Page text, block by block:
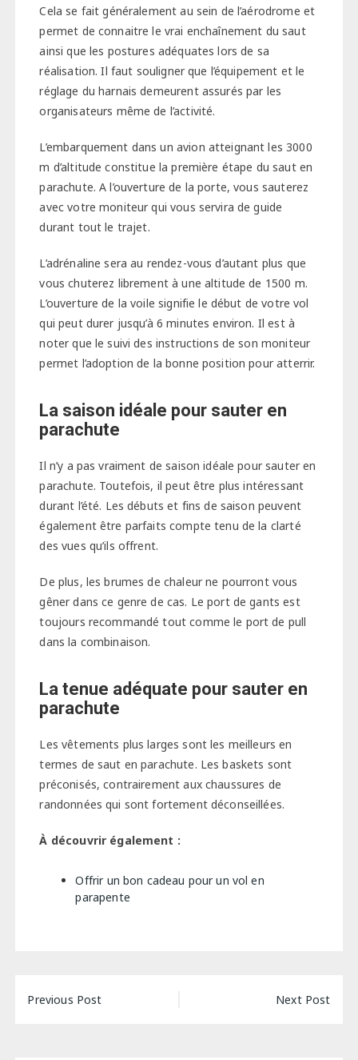
Cela se fait généralement au sein de l’aérodrome et
permet de connaitre le vrai enchaînement du saut
ainsi que les postures adéquates lors de sa
réalisation. Il faut souligner que l’équipement et le
réglage du harnais demeurent assurés par les
organisateurs même de l’activité.
L’embarquement dans un avion atteignant les 3000
m d’altitude constitue la première étape du saut en
parachute. A l’ouverture de la porte, vous sauterez
avec votre moniteur qui vous servira de guide
durant tout le trajet.
L’adrénaline sera au rendez-vous d’autant plus que
vous chuterez librement à une altitude de 1500 m.
L’ouverture de la voile signifie le début de votre vol
qui peut durer jusqu’à 6 minutes environ. Il est à
noter que le suivi des instructions de son moniteur
permet l’adoption de la bonne position pour atterrir.
La saison idéale pour sauter en
parachute
Il n’y a pas vraiment de saison idéale pour sauter en
parachute. Toutefois, il peut être plus intéressant
durant l’été. Les débuts et fins de saison peuvent
également être parfaits compte tenu de la clarté
des vues qu’ils offrent.
De plus, les brumes de chaleur ne pourront vous
gêner dans ce genre de cas. Le port de gants est
toujours recommandé tout comme le port de pull
dans la combinaison.
La tenue adéquate pour sauter en
parachute
Les vêtements plus larges sont les meilleurs en
termes de saut en parachute. Les baskets sont
préconisés, contrairement aux chaussures de
randonnées qui sont fortement déconseillées.
À découvrir également :
Offrir un bon cadeau pour un vol en
parapente
Navigation
Previous Post Next Post